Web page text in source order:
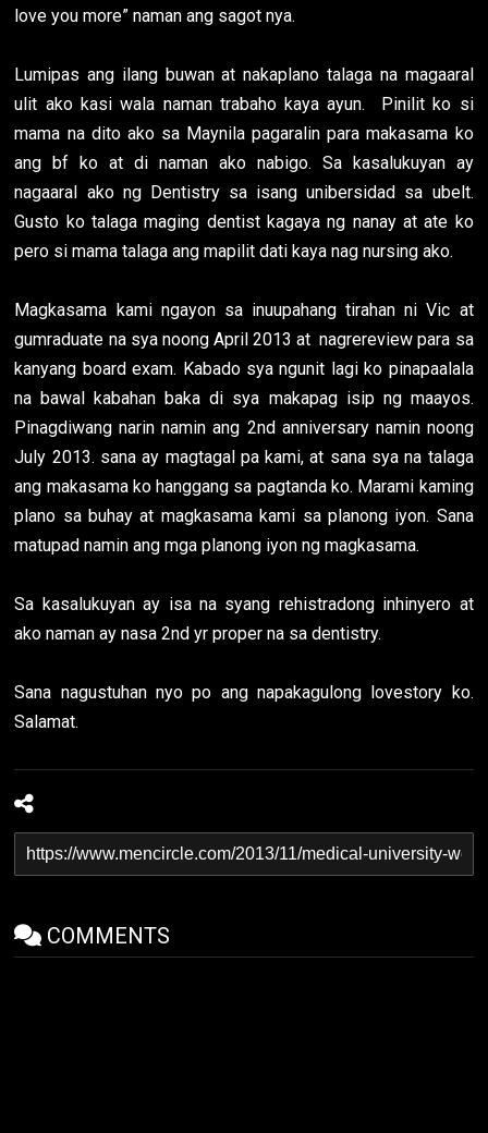
love you more” naman ang sagot nya.
Lumipas ang ilang buwan at nakaplano talaga na magaaral
ulit ako kasi wala naman trabaho kaya ayun. Pinilit ko si
mama na dito ako sa Maynila pagaralin para makasama ko
ang bf ko at di naman ako nabigo. Sa kasalukuyan ay
nagaaral ako ng Dentistry sa isang unibersidad sa ubelt.
Gusto ko talaga maging dentist kagaya ng nanay at ate ko
pero si mama talaga ang mapilit dati kaya nag nursing ako.
Magkasama kami ngayon sa inuupahang tirahan ni Vic at
gumraduate na sya noong April 2013 at nagrereview para sa
kanyang board exam. Kabado sya ngunit lagi ko pinapaalala
na bawal kabahan baka di sya makapag isip ng maayos.
Pinagdiwang narin namin ang 2nd anniversary namin noong
July 2013. sana ay magtagal pa kami, at sana sya na talaga
ang makasama ko hanggang sa pagtanda ko. Marami kaming
plano sa buhay at magkasama kami sa planong iyon. Sana
matupad namin ang mga planong iyon ng magkasama.
Sa kasalukuyan ay isa na syang rehistradong inhinyero at
ako naman ay nasa 2nd yr proper na sa dentistry.
Sana nagustuhan nyo po ang napakagulong lovestory ko.
Salamat.
COMMENTS